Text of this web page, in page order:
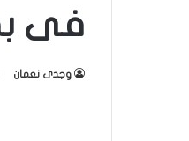
فى
وجدى نعمان